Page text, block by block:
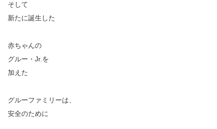
そして
新たに誕生した
赤ちゃんの
グルー・Jr.を
加えた
グルーファミリーは、
安全のために